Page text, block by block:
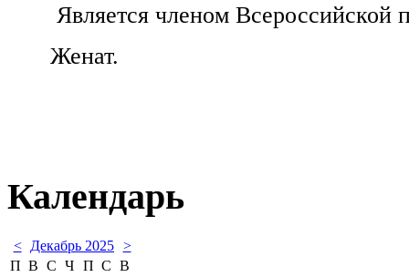
Является членом Всероссийской
Женат.
Календарь
< Декабрь 2025 >
П В С Ч П С В